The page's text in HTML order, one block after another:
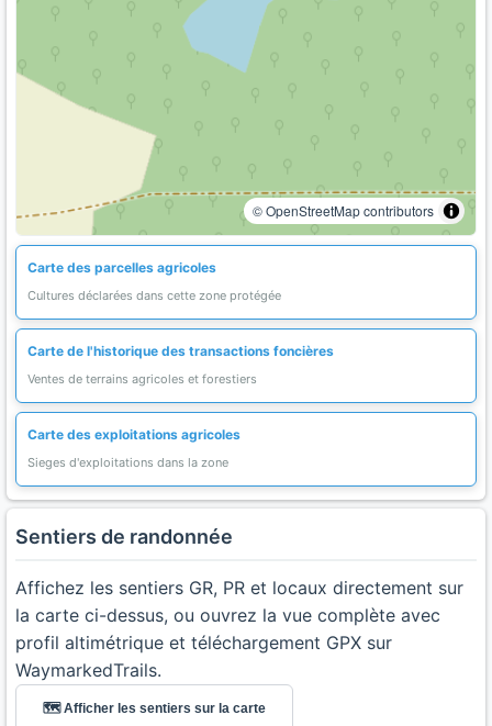
© OpenStreetMap contributors
Carte des parcelles agricoles
Cultures déclarées dans cette zone protégée
Carte de l'historique des transactions foncières
Ventes de terrains agricoles et forestiers
Carte des exploitations agricoles
Sieges d'exploitations dans la zone
Sentiers de randonnée
Affichez les sentiers GR, PR et locaux directement sur
la carte ci-dessus, ou ouvrez la vue complète avec
profil altimétrique et téléchargement GPX sur
WaymarkedTrails.
🗺️ Afficher les sentiers sur la carte